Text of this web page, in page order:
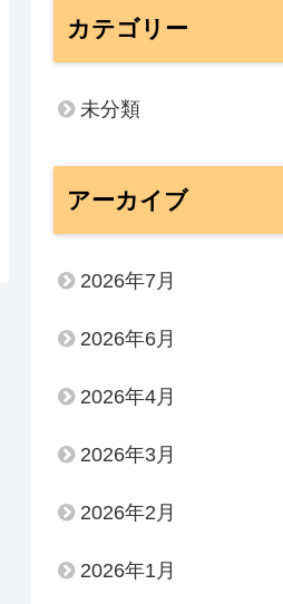
カテゴリー
未分類
アーカイブ
2026年7月
2026年6月
2026年4月
2026年3月
2026年2月
2026年1月